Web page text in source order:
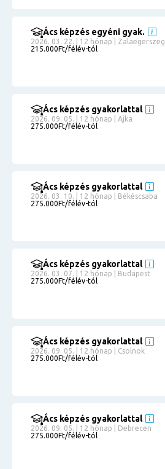
Ács képzés egyéni gyak.
2026. 03. 22. | 12 hónap | Zalaegerszeg
215.000Ft/félév-tól
Ács képzés gyakorlattal
2026. 09. 05. | 12 hónap | Ajka
275.000Ft/félév-tól
Ács képzés gyakorlattal
2026. 03. 10. | 12 hónap | Békéscsaba
275.000Ft/félév-tól
Ács képzés gyakorlattal
2026. 03. 07. | 12 hónap | Budapest
275.000Ft/félév-tól
Ács képzés gyakorlattal
2026. 09. 05. | 12 hónap | Csolnok
275.000Ft/félév-tól
Ács képzés gyakorlattal
2026. 09. 05. | 12 hónap | Debrecen
275.000Ft/félév-tól